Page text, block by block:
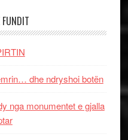
dhe ndryshoi botën
nga monumentet e gjalla